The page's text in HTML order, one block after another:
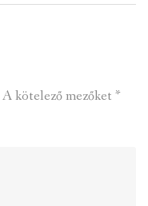
A kötelező mezőket *